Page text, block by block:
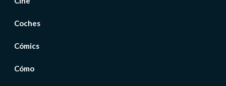
Coches
Cómics
Cómo